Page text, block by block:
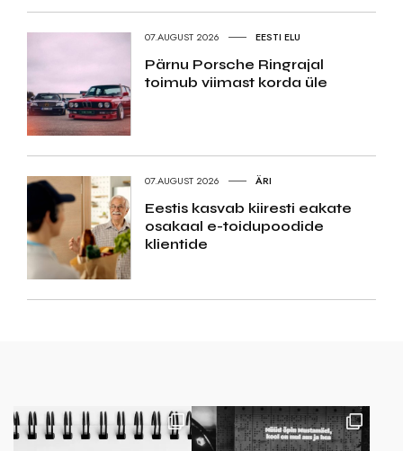
07.AUGUST 2026 EESTI ELU
Pärnu Porsche Ringrajal
toimub viimast korda üle
07.AUGUST 2026 ÄRI
Eestis kasvab kiiresti eakate
osakaal e-toidupoodide
klientide